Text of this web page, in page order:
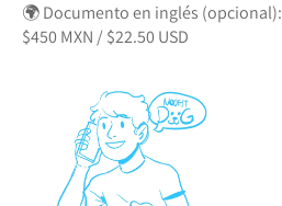
🌍 Documento en inglés (opcional):
$450 MXN / $22.50 USD